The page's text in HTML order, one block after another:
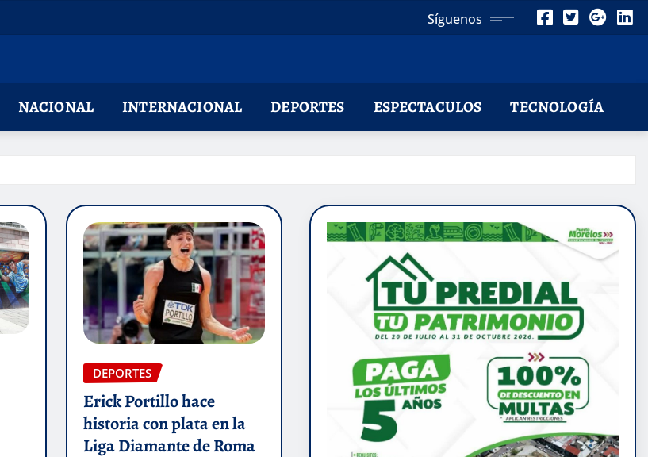
Síguenos
NACIONAL INTERNACIONAL DEPORTES ESPECTACULOS TECNOLOGÍA
DEPORTES
Erick Portillo hace
historia con plata en la
Liga Diamante de Roma